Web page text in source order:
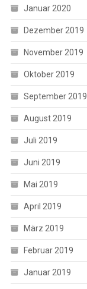
Januar 2020
Dezember 2019
November 2019
Oktober 2019
September 2019
August 2019
Juli 2019
Juni 2019
Mai 2019
April 2019
März 2019
Februar 2019
Januar 2019